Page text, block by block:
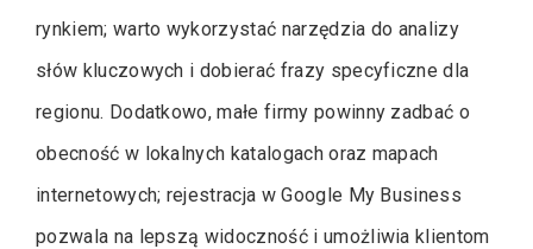
rynkiem; warto wykorzystać narzędzia do analizy
słów kluczowych i dobierać frazy specyficzne dla
regionu. Dodatkowo, małe firmy powinny zadbać o
obecność w lokalnych katalogach oraz mapach
internetowych; rejestracja w Google My Business
pozwala na lepszą widoczność i umożliwia klientom